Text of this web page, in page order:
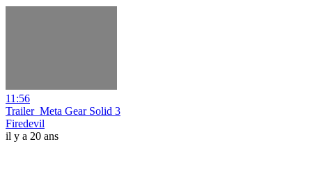
11:56
Trailer_Meta Gear Solid 3
Firedevil
il y a 20 ans